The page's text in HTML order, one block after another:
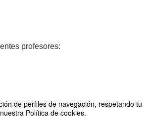
de perfiles de navegación, respetando tu
Política de cookies.
profesores: